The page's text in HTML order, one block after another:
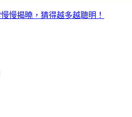
慢揭曉，猜得越多越聰明！